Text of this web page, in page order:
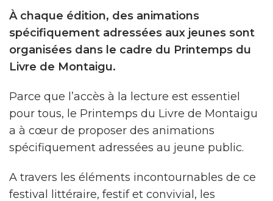
À chaque édition, des animations
spécifiquement adressées aux jeunes sont
organisées dans le cadre du Printemps du
Livre de Montaigu.
Parce que l’accès à la lecture est essentiel
pour tous, le Printemps du Livre de Montaigu
a à cœur de proposer des animations
spécifiquement adressées au jeune public.
A travers les éléments incontournables de ce
festival littéraire, festif et convivial, les